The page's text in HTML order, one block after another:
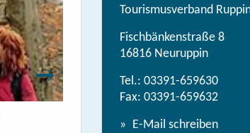
Tourismusverband
Fischbänkenstraße 8
16816 Neuruppin
Tel.: 03391-659630
Fax: 03391-659632
E-Mail schreiben